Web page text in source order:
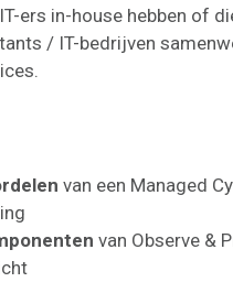
ers in-house hebben of
/ IT-bedrijven
van een Managed
van Observe &